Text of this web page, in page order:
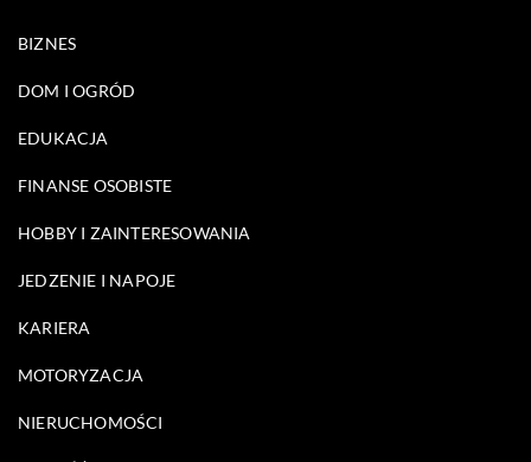
BIZNES
DOM I OGRÓD
EDUKACJA
FINANSE OSOBISTE
HOBBY I ZAINTERESOWANIA
JEDZENIE I NAPOJE
KARIERA
MOTORYZACJA
NIERUCHOMOŚCI